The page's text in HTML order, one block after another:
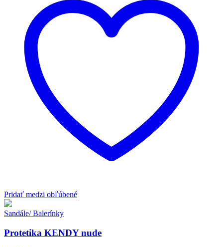
Pridať medzi obľúbené
Sandále/ Balerínky
Protetika KENDY nude